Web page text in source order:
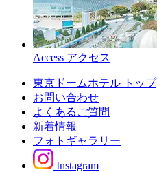
Access アクセス
東京ドームホテル トップ
お問い合わせ
よくあるご質問
新着情報
フォトギャラリー
Instagram